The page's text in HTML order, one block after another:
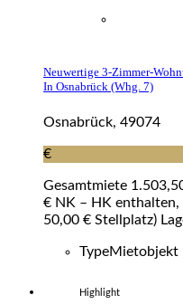
Neuwertige 3-Zimmer-
In Osnabrück (whg. 7)
Osnabrück, 49074
€
Gesamtmiete
€ NK – HK enthalten,
50,00 € Stellplatz)
TypeMietobjekt
Highlight